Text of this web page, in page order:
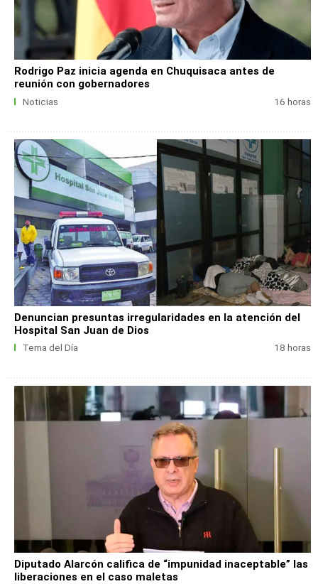
Rodrigo Paz inicia agenda en Chuquisaca antes de
reunión con gobernadores
Noticias 16 horas
Denuncian presuntas irregularidades en la atención del
Hospital San Juan de Dios
Tema del Día 18 horas
Diputado Alarcón califica de “impunidad inaceptable” las
liberaciones en el caso maletas